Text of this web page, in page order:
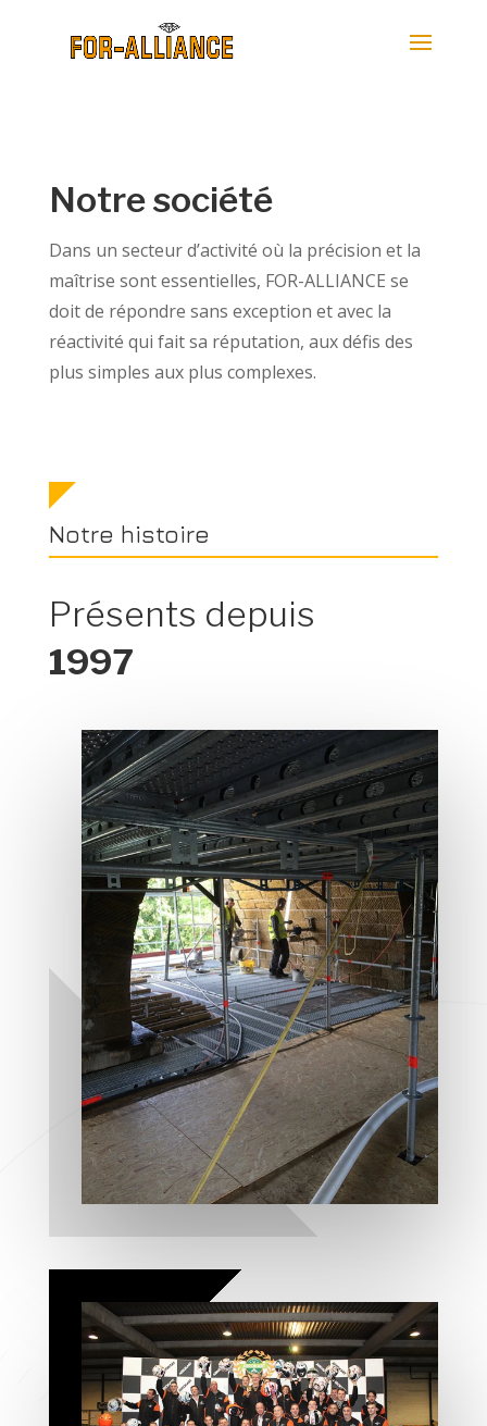
Notre société
Dans un secteur d’activité où la précision et la
maîtrise sont essentielles, FOR-ALLIANCE se
doit de répondre sans exception et avec la
réactivité qui fait sa réputation, aux défis des
plus simples aux plus complexes.
Notre histoire
Présents depuis
1997